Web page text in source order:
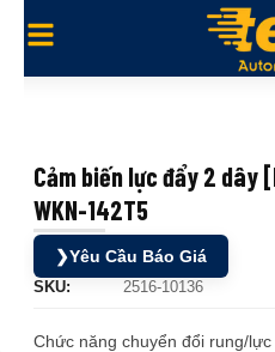
Cảm biến lực đẩy 2 dây
WKN-142T5
❯Yêu Cầu Báo Giá
SKU: 2516-10136
Chức năng chuyển đổi rung/